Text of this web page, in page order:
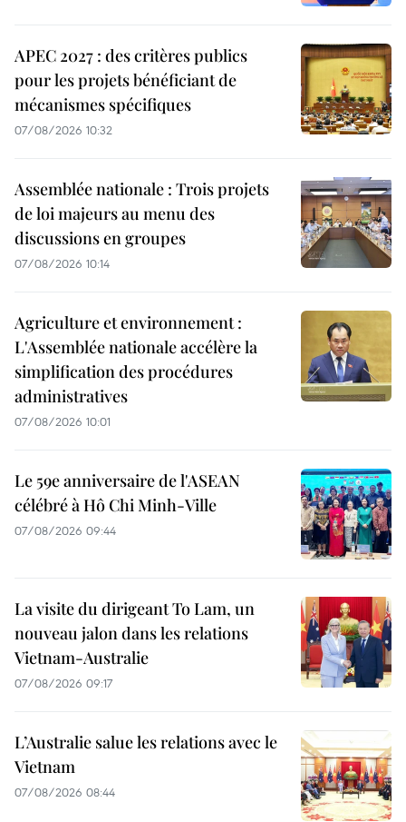
APEC 2027 : des critères publics
pour les projets bénéficiant de
mécanismes spécifiques
07/08/2026 10:32
Assemblée nationale : Trois projets
de loi majeurs au menu des
discussions en groupes
07/08/2026 10:14
Agriculture et environnement :
L'Assemblée nationale accélère la
simplification des procédures
administratives
07/08/2026 10:01
Le 59e anniversaire de l'ASEAN
célébré à Hô Chi Minh-Ville
07/08/2026 09:44
La visite du dirigeant To Lam, un
nouveau jalon dans les relations
Vietnam-Australie
07/08/2026 09:17
L’Australie salue les relations avec le
Vietnam
07/08/2026 08:44